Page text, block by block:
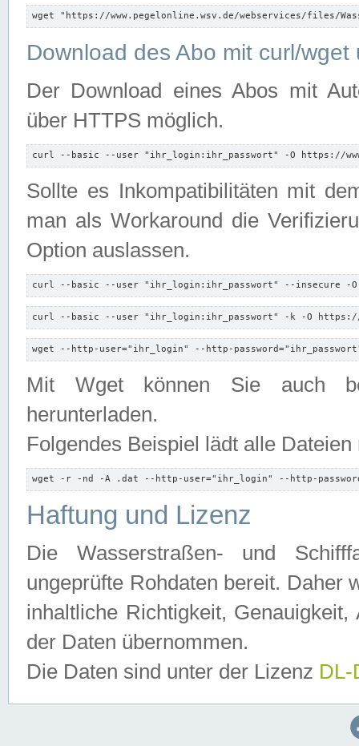
wget "https://www.pegelonline.wsv.de/webservices/files/
Download des Abo mit curl/
Der Download eines Abos mit
über HTTPS möglich.
curl --basic --user "ihr_login:ihr_passwort" -O https://
Sollte es Inkompatibilitäten mit
man als Workaround die
Option auslassen.
curl --basic --user "ihr_login:ihr_passwort" --insecure -
curl --basic --user "ihr_login:ihr_passwort" -k -O https://
wget --http-user="ihr_login" --http-
Mit Wget können Sie auch
herunterladen.
Folgendes Beispiel lädt alle
wget -r -nd -A .dat --http-user="ihr_login" --http-
Haftung und Lizenz
Die Wasserstraßen- und
ungeprüfte Rohdaten bereit. Daher
inhaltliche Richtigkeit,
der Daten übernommen.
Die Daten sind unter der Lizenz